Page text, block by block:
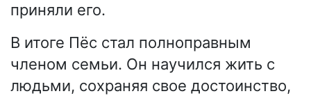
приняли его.
В итоге Пёс стал полноправным
членом семьи. Он научился жить с
людьми, сохраняя свое достоинство,